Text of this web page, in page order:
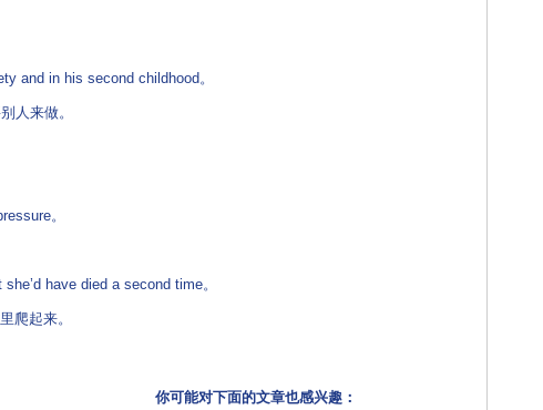
in his second childhood。
人来做。
。
have died a second time。
起来。
你可能对下面的文章也感兴趣：